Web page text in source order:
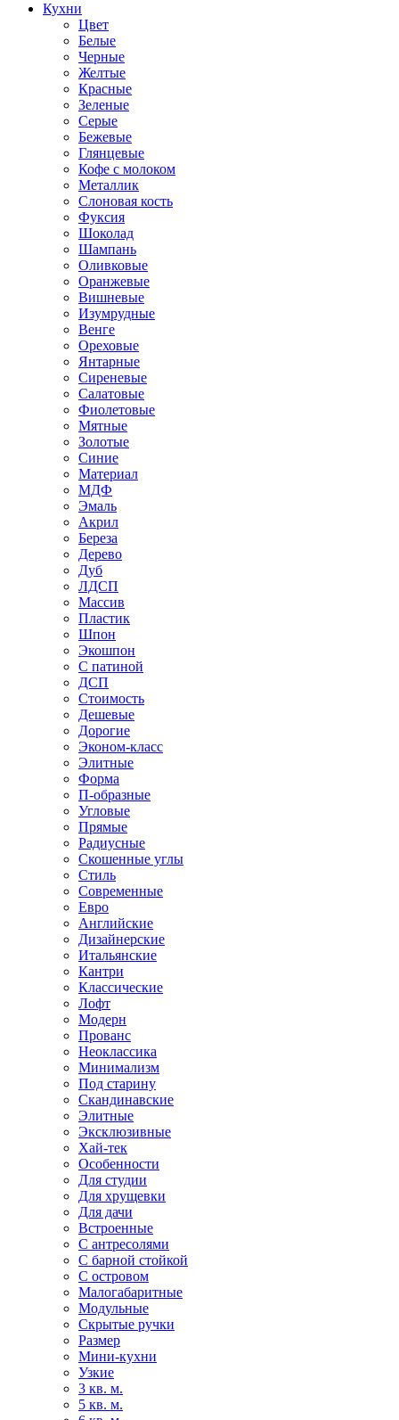
Кухни
Цвет
Белые
Черные
Желтые
Красные
Зеленые
Серые
Бежевые
Глянцевые
Кофе с молоком
Металлик
Слоновая кость
Фуксия
Шоколад
Шампань
Оливковые
Оранжевые
Вишневые
Изумрудные
Венге
Ореховые
Янтарные
Сиреневые
Салатовые
Фиолетовые
Мятные
Золотые
Синие
Материал
МДФ
Эмаль
Акрил
Береза
Дерево
Дуб
ЛДСП
Массив
Пластик
Шпон
Экошпон
С патиной
ДСП
Стоимость
Дешевые
Дорогие
Эконом-класс
Элитные
Форма
П-образные
Угловые
Прямые
Радиусные
Скошенные углы
Стиль
Современные
Евро
Английские
Дизайнерские
Итальянские
Кантри
Классические
Лофт
Модерн
Прованс
Неоклассика
Минимализм
Под старину
Скандинавские
Элитные
Эксклюзивные
Хай-тек
Особенности
Для студии
Для хрущевки
Для дачи
Встроенные
С антресолями
С барной стойкой
С островом
Малогабаритные
Модульные
Скрытые ручки
Размер
Мини-кухни
Узкие
3 кв. м.
5 кв. м.